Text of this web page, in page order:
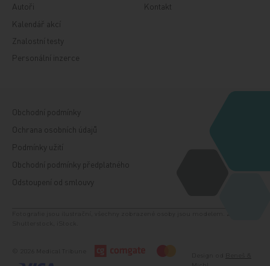
Autoři
Kalendář akcí
Znalostní testy
Personální inzerce
Kontakt
Obchodní podmínky
Ochrana osobních údajů
Podmínky užití
Obchodní podmínky předplatného
Odstoupení od smlouvy